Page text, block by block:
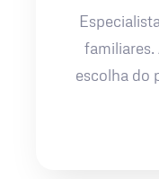
escolha do